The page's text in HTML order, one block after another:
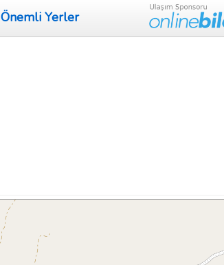
Önemli Yerler